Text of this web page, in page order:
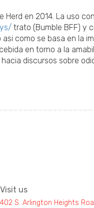
Herd en 2014. La uso
trato (Bumble BFF) y
como se basa en la
en torno a la
discursos sobre
Visit us
402 S. Arlington Heights